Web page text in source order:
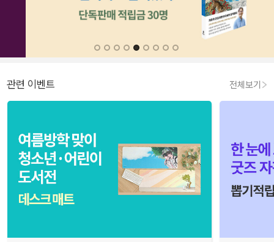
관련 이벤트 전체보기